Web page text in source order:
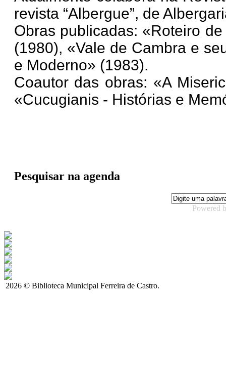
revista “Albergue”, de
Obras publicadas: «Roteiro
(1980), «Vale de Cambra e
e Moderno» (1983).
Coautor das obras: «A
«Cucugianis - Histórias e
Pesquisar na agenda
Powered
2026 © Biblioteca Municipal Ferreira de Castro.